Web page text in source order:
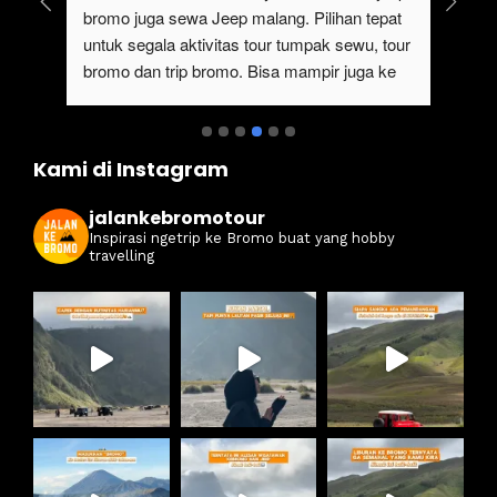
bromo juga sewa Jeep malang. Pilihan tepat
untuk segala aktivitas tour tumpak sewu, tour
bromo dan trip bromo. Bisa mampir juga ke
amazing banget pesonannya
Kami di Instagram
jalankebromotour
Inspirasi ngetrip ke Bromo buat yang hobby
travelling